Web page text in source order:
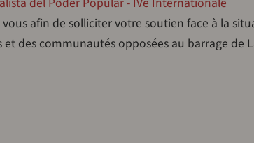
afin de solliciter votre soutien face à la
et des communautés opposées au barrage de